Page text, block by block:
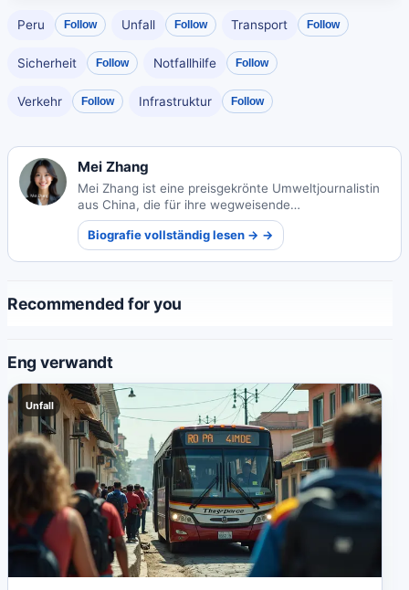
Peru Follow Unfall Follow Transport Follow
Sicherheit Follow Notfallhilfe Follow
Verkehr Follow Infrastruktur Follow
Mei Zhang
Mei Zhang ist eine preisgekrönte Umweltjournalistin
aus China, die für ihre wegweisende
Berichterstattung über Nachhaltigkeit bekannt ist.
Ihre Arbeit beleuchtet kritische ökologische
Herausforderungen und Lösungen.
Biografie vollständig lesen → →
Recommended for you
Eng verwandt
Unfall